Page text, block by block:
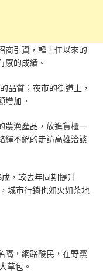
商引資，韓上任以來的
感的成績。
品質；夜市的街道上，
增加。
農漁產品，放進貨櫃一
繹不絕的走訪高雄洽談
，較去年同期提升
城市行銷也如火如荼地
嘴，網路酸民，在野黨
草包。